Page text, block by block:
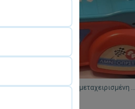
Περπατούρα Fisher Price μεταχειρισμένη με